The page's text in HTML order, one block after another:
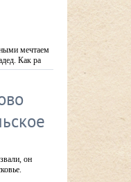
мечтаем
Как ра
он